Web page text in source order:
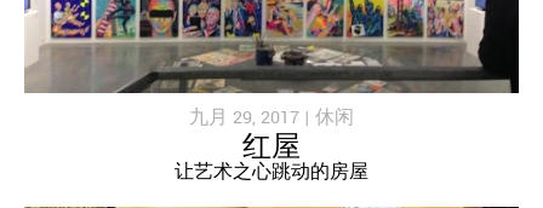
九月 29, 2017 | 休闲
红屋
让艺术之心跳动的房屋